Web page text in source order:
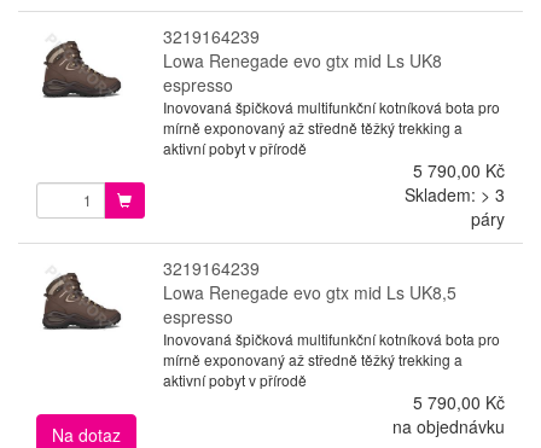
3219164239
Lowa Renegade evo gtx mid Ls UK8
espresso
Inovovaná špičková multifunkční kotníková bota pro
mírně exponovaný až středně těžký trekking a
aktivní pobyt v přírodě
5 790,00 Kč
Skladem: > 3
páry
3219164239
Lowa Renegade evo gtx mid Ls UK8,5
espresso
Inovovaná špičková multifunkční kotníková bota pro
mírně exponovaný až středně těžký trekking a
aktivní pobyt v přírodě
5 790,00 Kč
Na dotaz
na objednávku